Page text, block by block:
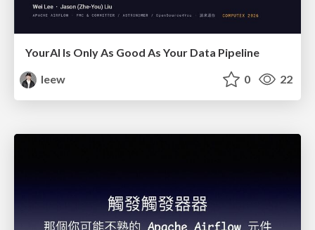
YourAl Is Only As Good As Your Data Pipeline
leew
0 22